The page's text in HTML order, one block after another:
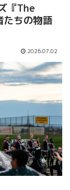
『The
ちの物語
2026.07.02